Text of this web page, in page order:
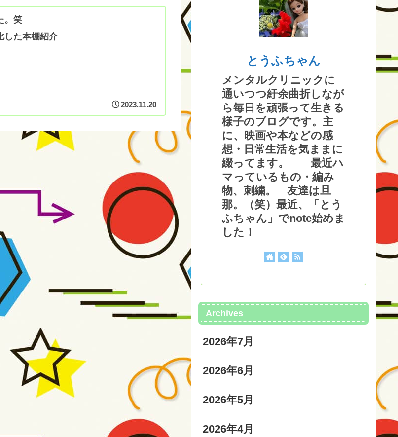
。笑
した本棚紹介
2023.11.20
とうふちゃん
メンタルクリニックに
通いつつ紆余曲折しなが
ら毎日を頑張って生きる
様子のブログです。主
に、映画や本などの感
想・日常生活を気ままに
綴ってます。 最近ハ
マっているもの・編み
物、刺繍。 友達は旦
那。（笑）最近、「とう
ふちゃん」でnote始めま
した！
Archives
2026年7月
2026年6月
2026年5月
2026年4月